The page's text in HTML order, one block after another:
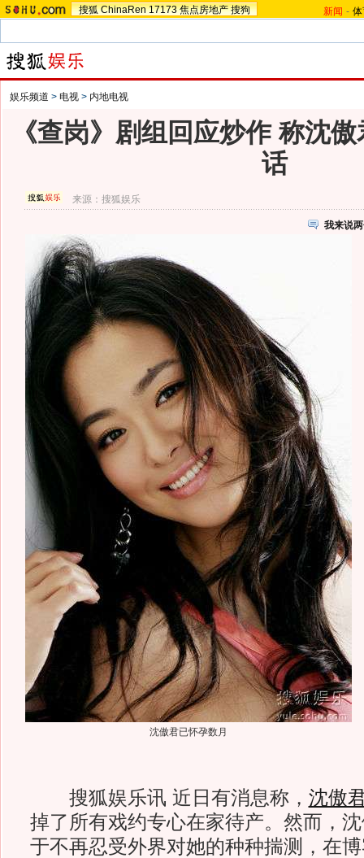
搜狐 ChinaRen 17173 焦点房地产 搜狗 新闻 -
娱乐频道 > 电视 > 内地电视
《查岗》剧组回应炒作 称沈
话
来源：搜狐娱乐
我来说
沈傲君已怀孕数月
搜狐娱乐讯 近日有消息称， 沈傲
掉了所有戏约专心在家待产。然而，
于不再忍受外界对她的种种揣测，在